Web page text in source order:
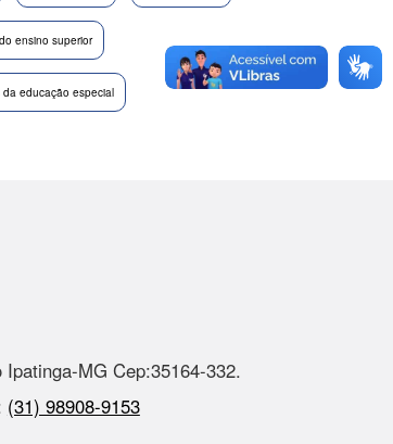
ensino superior
educação especial
MG Cep:35164-332.
(31) 98908-9153